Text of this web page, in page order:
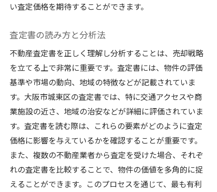
い査定価格を期待することができます。
査定書の読み方と分析法
不動産査定書を正しく理解し分析することは、売却戦略
を立てる上で非常に重要です。査定書には、物件の評価
基準や市場の動向、地域の特徴などが記載されていま
す。大阪市城東区の査定書では、特に交通アクセスや商
業施設の近さ、地域の治安などが詳細に評価されていま
す。査定書を読む際は、これらの要素がどのように査定
価格に影響を与えているかを確認することが重要です。
また、複数の不動産業者から査定を受けた場合、それぞ
れの査定書を比較することで、物件の価値を多角的に捉
えることができます。このプロセスを通じて、最も有利